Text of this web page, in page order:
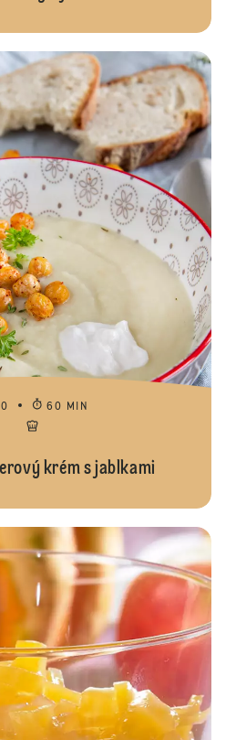
60 MIN
krém s jablkami